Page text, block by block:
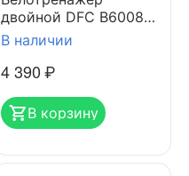
двойной DFC B6008
dual bike
В наличии
4 390₽
В корзину